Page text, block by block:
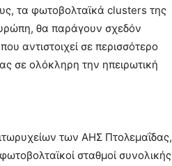
τα φωτοβολταϊκά clusters της
θα παράγουν σχεδόν
αντιστοιχεί σε περισσότερο
σε ολόκληρη την ηπειρωτική
των ΑΗΣ Πτολεμαΐδας,
σταθμοί συνολικής